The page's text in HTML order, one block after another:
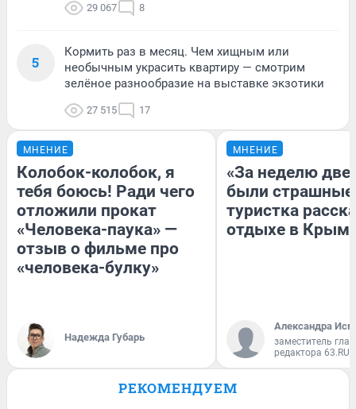
29 067 8
5
Кормить раз в месяц. Чем хищным или
необычным украсить квартиру — смотрим
зелёное разнообразие на выставке экзотики
27 515 17
МНЕНИЕ
Колобок-колобок, я
тебя боюсь! Ради чего
отложили прокат
«Человека-паука» —
отзыв о фильме про
«человека-булку»
Надежда Губарь
МНЕНИЕ
«За неделю две
были
туристка
отдыхе в
Александра
заместитель
редактора 63.RU
РЕКОМЕНДУЕМ